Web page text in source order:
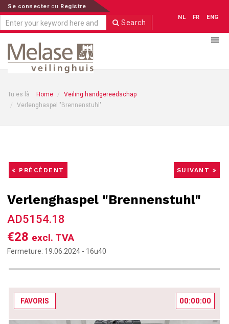
Se connecter ou Registre
Search
NL FR ENG
Tu es là Home
Veiling handgereedschap
Verlenghaspel "Brennenstuhl"
PRÉCÉDENT SUIVANT
Verlenghaspel "Brennenstuhl"
AD5154.18
€28 excl. TVA
Fermeture: 19.06.2024 - 16u40
FAVORIS 00:00:00